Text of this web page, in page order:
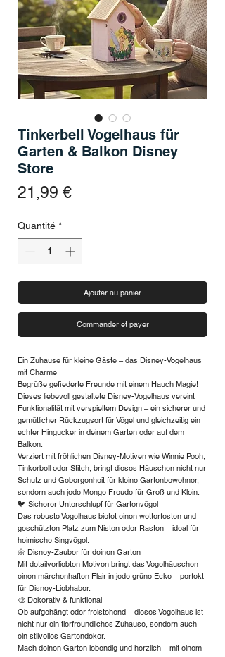
Tinkerbell Vogelhaus für
Garten & Balkon Disney
Store
21,99 €Prix
Quantité *
Ajouter au panier
Commander et payer
Ein Zuhause für kleine Gäste – das Disney-Vogelhaus
mit Charme
Begrüße gefiederte Freunde mit einem Hauch Magie!
Dieses liebevoll gestaltete Disney-Vogelhaus vereint
Funktionalität mit verspieltem Design – ein sicherer und
gemütlicher Rückzugsort für Vögel und gleichzeitig ein
echter Hingucker in deinem Garten oder auf dem
Balkon.
Verziert mit fröhlichen Disney-Motiven wie Winnie Pooh,
Tinkerbell oder Stitch, bringt dieses Häuschen nicht nur
Schutz und Geborgenheit für kleine Gartenbewohner,
sondern auch jede Menge Freude für Groß und Klein.
🐦 Sicherer Unterschlupf für Gartenvögel
Das robuste Vogelhaus bietet einen wetterfesten und
geschützten Platz zum Nisten oder Rasten – ideal für
heimische Singvögel.
🌼 Disney-Zauber für deinen Garten
Mit detailverliebten Motiven bringt das Vogelhäuschen
einen märchenhaften Flair in jede grüne Ecke – perfekt
für Disney-Liebhaber.
🎨 Dekorativ & funktional
Ob aufgehängt oder freistehend – dieses Vogelhaus ist
nicht nur ein tierfreundliches Zuhause, sondern auch
ein stilvolles Gartendekor.
Mach deinen Garten lebendig und herzlich – mit einem